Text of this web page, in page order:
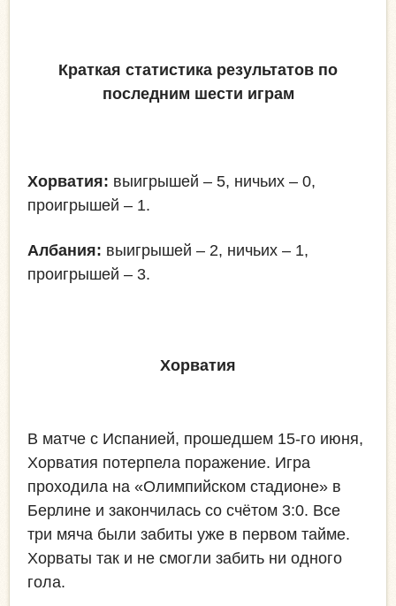
Краткая статистика результатов по
последним шести играм
Хорватия: выигрышей – 5, ничьих – 0,
проигрышей – 1.
Албания: выигрышей – 2, ничьих – 1,
проигрышей – 3.
Хорватия
В матче с Испанией, прошедшем 15-го июня,
Хорватия потерпела поражение. Игра
проходила на «Олимпийском стадионе» в
Берлине и закончилась со счётом 3:0. Все
три мяча были забиты уже в первом тайме.
Хорваты так и не смогли забить ни одного
гола.